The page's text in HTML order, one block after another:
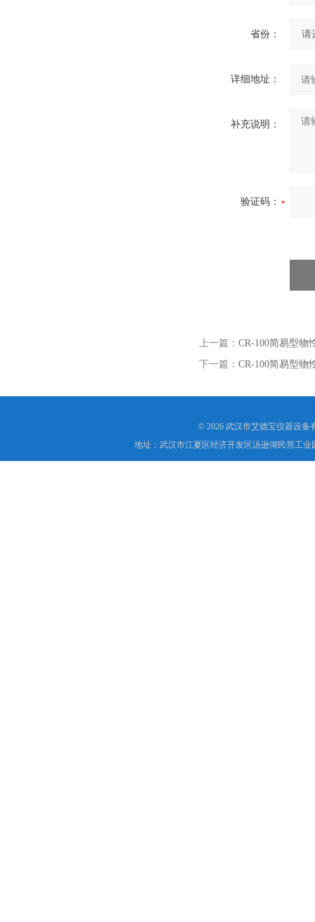
省份：
详细地址：
补充说明：
验证码：
上一篇： CR-100简易型物
下一篇： CR-100简易型物
© 2026 武汉市艾德宝仪器设备
地址：武汉市江夏区经济开发区汤逊湖民营工业